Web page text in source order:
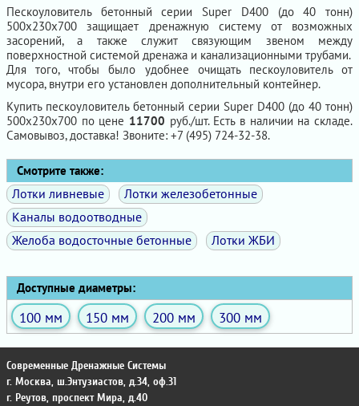
Пескоуловитель бетонный серии Super D400 (до 40 тонн)
500x230x700 защищает дренажную систему от возможных
засорений, а также служит связующим звеном между
поверхностной системой дренажа и канализационными трубами.
Для того, чтобы было удобнее очищать пескоуловитель от
мусора, внутри его установлен дополнительный контейнер.
Купить пескоуловитель бетонный серии Super D400 (до 40 тонн)
500x230x700 по цене 11700 руб./шт. Есть в наличии на складе.
Самовывоз, доставка! Звоните: +7 (495) 724-32-38.
Смотрите также:
Лотки ливневые
Лотки железобетонные
Каналы водоотводные
Желоба водосточные бетонные
Лотки ЖБИ
Доступные диаметры:
100 мм 150 мм 200 мм 300 мм
Современные Дренажные Системы
г. Москва, ш.Энтузиастов, д.34, оф.31
г. Реутов, проспект Мира, д.40